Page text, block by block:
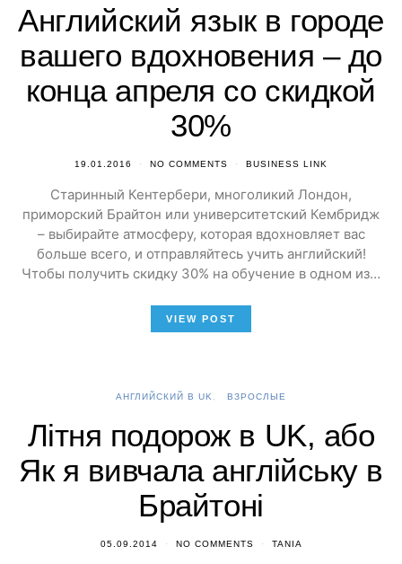
Английский язык в городе
вашего вдохновения – до
конца апреля со скидкой
30%
19.01.2016 NO COMMENTS BUSINESS LINK
Старинный Кентербери, многоликий Лондон,
приморский Брайтон или университетский Кембридж
– выбирайте атмосферу, которая вдохновляет вас
больше всего, и отправляйтесь учить английский!
Чтобы получить скидку 30% на обучение в одном из…
VIEW POST
АНГЛИЙСКИЙ В UK ВЗРОСЛЫЕ
Літня подорож в UK, або
Як я вивчала англійську в
Брайтоні
05.09.2014 NO COMMENTS TANIA